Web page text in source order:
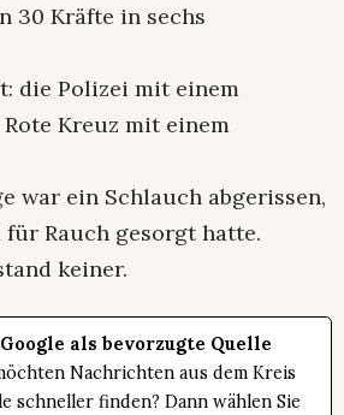
30 Kräfte in sechs
die Polizei mit einem
Kreuz mit einem
war ein Schlauch abgerissen,
Rauch gesorgt hatte.
keiner.
als bevorzugte Quelle
Nachrichten aus dem Kreis
schneller finden? Dann wählen Sie